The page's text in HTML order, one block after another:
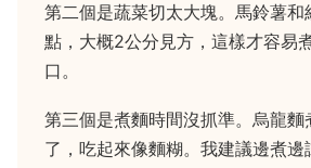
第二個是蔬菜切太大塊。馬鈴薯和
點，大概2公分見方，這樣才容易
口。
第三個是煮麵時間沒抓準。烏龍麵
了，吃起來像麵糊。我建議邊煮邊